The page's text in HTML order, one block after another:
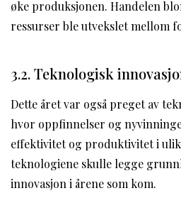
øke produksjonen. Handelen
ressurser ble utvekslet mellom
3.2. Teknologisk
Dette året var også preget av
hvor oppfinnelser og
effektivitet og produktivitet i
teknologiene skulle legge
innovasjon i årene som kom.